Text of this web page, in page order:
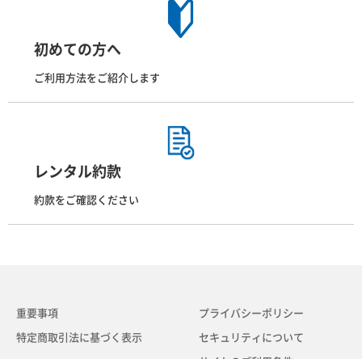
初めての方へ
ご利用方法をご紹介します
レンタル約款
約款をご確認ください
重要事項
特定商取引法に基づく表示
プライバシーポリシー
セキュリティについて